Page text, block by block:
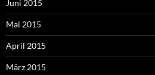
Juni 2015
Mai 2015
April 2015
März 2015